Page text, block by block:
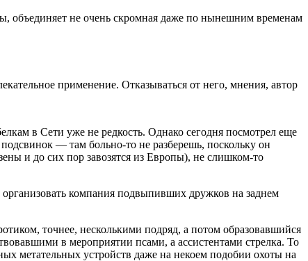
объединяет не очень скромная даже по нынешним временам
применение. Отказываться от него, мнения, автор
в Сети уже не редкость. Однако сегодня посмотрел еще
— там больно-то не разберешь, поскольку он
и до сих пор завозятся из Европы), не слишком-то
компания подвыпивших дружков на заднем
точнее, несколькими подряд, а потом образовавшийся
в мероприятии псами, а ассистентами стрелка. То
метательных устройств даже на некоем подобии охоты на